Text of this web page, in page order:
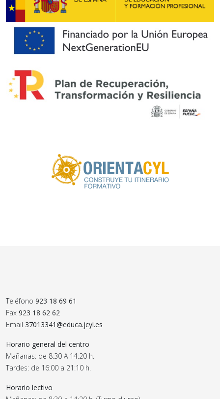
Teléfono 923 18 69 61
Fax 923 18 62 62
Email 37013341@educa.jcyl.es
Horario general del centro
Mañanas: de 8:30 A 14:20 h.
Tardes: de 16:00 a 21:10 h.
Horario lectivo